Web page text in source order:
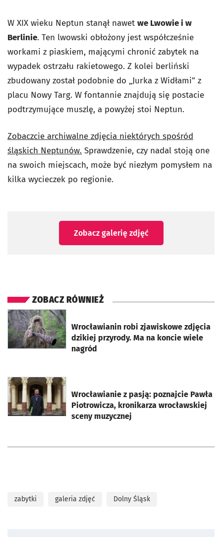
W XIX wieku Neptun stanął nawet we Lwowie i w
Berlinie. Ten lwowski obłożony jest współcześnie
workami z piaskiem, mającymi chronić zabytek na
wypadek ostrzału rakietowego. Z kolei berliński
zbudowany został podobnie do „Jurka z Widłami” z
placu Nowy Targ. W fontannie znajdują się postacie
podtrzymujące muszlę, a powyżej stoi Neptun.
Zobaczcie archiwalne zdjęcia niektórych spośród
śląskich Neptunów. Sprawdzenie, czy nadal stoją one
na swoich miejscach, może być niezłym pomysłem na
kilka wycieczek po regionie.
Zobacz galerię zdjęć
ZOBACZ RÓWNIEŻ
Wrocławianin robi zjawiskowe zdjęcia
dzikiej przyrody. Ma na koncie wiele
nagród
otworzy się w nowej karcie
Wrocławianie z pasją: poznajcie Pawła
Piotrowicza, kronikarza wrocławskiej
sceny muzycznej
otworzy się w nowej karcie
zabytki galeria zdjęć Dolny Śląsk